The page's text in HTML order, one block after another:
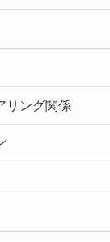
リング関係